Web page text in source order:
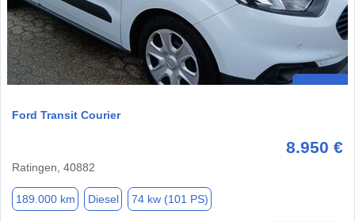
Ford Transit Courier
8.950 €
Ratingen, 40882
189.000 km Diesel 74 kw (101 PS)